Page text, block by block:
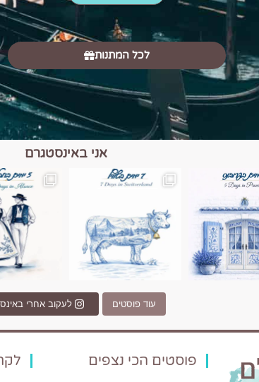
לכל המתנות
אני באינסטגרם
טיול בין כפרים, יין ונופים בחבל אלזס צרפת
יש רגע כזה בחופשה שבו הכל נהיה פשוט
יש ערים בעולם
עוד פוסטים לעקוב אחרי
פוסטים הכי נצפים